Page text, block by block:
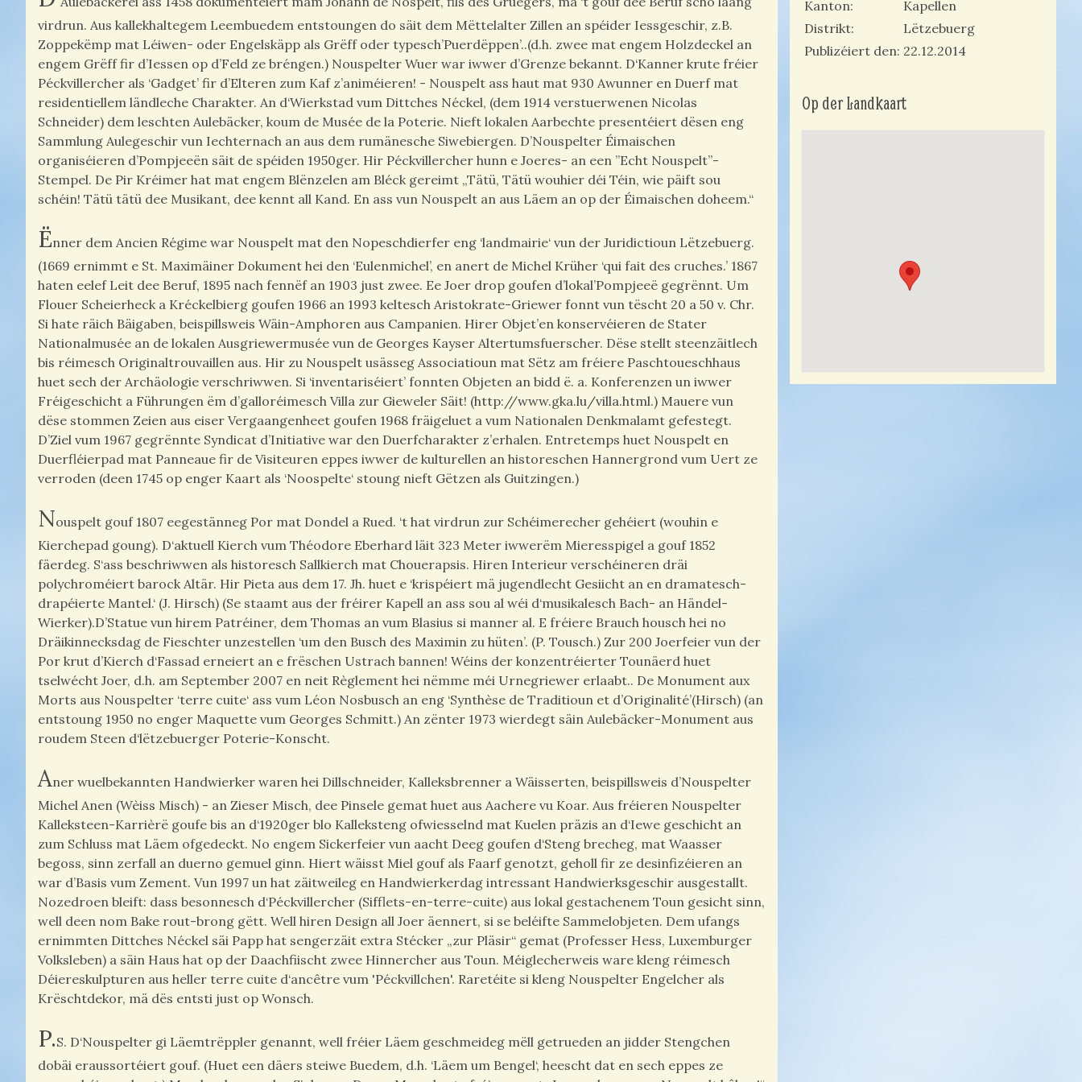
virdrun. Aus kallekhaltegem Leembuedem entstoungen do säit dem Mëttelalter Zillen an spéider Iessgeschir, z.B.
Zoppekëmp mat Léiwen- oder Engelskäpp als Grëff oder typesch’Puerdëppen’..(d.h. zwee mat engem Holzdeckel an
engem Grëff fir d’Iessen op d’Feld ze bréngen.) Nouspelter Wuer war iwwer d’Grenze bekannt. D‘Kanner krute fréier
Péckvillercher als ‘Gadget’ fir d’Elteren zum Kaf z’animéieren! - Nouspelt ass haut mat 930 Awunner en Duerf mat
residentiellem ländleche Charakter. An d‘Wierkstad vum Dittches Néckel, (dem 1914 verstuerwenen Nicolas
Schneider) dem leschten Aulebäcker, koum de Musée de la Poterie. Nieft lokalen Aarbechte presentéiert dësen eng
Sammlung Aulegeschir vun Iechternach an aus dem rumänesche Siwebiergen. D’Nouspelter Éimaischen
organiséieren d’Pompjeeën säit de spéiden 1950ger. Hir Péckvillercher hunn e Joeres- an een ”Echt Nouspelt”-
Stempel. De Pir Kréimer hat mat engem Blënzelen am Bléck gereimt „Tätü, Tätü wouhier déi Téin, wie päift sou
schéin! Tätü tätü dee Musikant, dee kennt all Kand. En ass vun Nouspelt an aus Läem an op der Éimaischen doheem.“
Ënner dem Ancien Régime war Nouspelt mat den Nopeschdierfer eng ‘landmairie‘ vun der Juridictioun Lëtzebuerg.
(1669 ernimmt e St. Maximäiner Dokument hei den ‘Eulenmichel’, en anert de Michel Krüher ‘qui fait des cruches.’ 1867
haten eelef Leit dee Beruf, 1895 nach fennëf an 1903 just zwee. Ee Joer drop goufen d’lokal’Pompjeeë gegrënnt. Um
Flouer Scheierheck a Kréckelbierg goufen 1966 an 1993 keltesch Aristokrate-Griewer fonnt vun tëscht 20 a 50 v. Chr.
Si hate räich Bäigaben, beispillsweis Wäin-Amphoren aus Campanien. Hirer Objet’en konservéieren de Stater
Nationalmusée an de lokalen Ausgriewermusée vun de Georges Kayser Altertumsfuerscher. Dëse stellt steenzäitlech
bis réimesch Originaltrouvaillen aus. Hir zu Nouspelt usässeg Associatioun mat Sëtz am fréiere Paschtoueschhaus
huet sech der Archäologie verschriwwen. Si ‘inventariséiert’ fonnten Objeten an bidd ë. a. Konferenzen un iwwer
Fréigeschicht a Führungen ëm d’galloréimesch Villa zur Gieweler Säit! (http://www.gka.lu/villa.html.) Mauere vun
dëse stommen Zeien aus eiser Vergaangenheet goufen 1968 fräigeluet a vum Nationalen Denkmalamt gefestegt.
D’Ziel vum 1967 gegrënnte Syndicat d’Initiative war den Duerfcharakter z’erhalen. Entretemps huet Nouspelt en
Duerfléierpad mat Panneaue fir de Visiteuren eppes iwwer de kulturellen an historeschen Hannergrond vum Uert ze
verroden (deen 1745 op enger Kaart als ‘Noospelte‘ stoung nieft Gëtzen als Guitzingen.)
Nouspelt gouf 1807 eegestänneg Por mat Dondel a Rued. ‘t hat virdrun zur Schéimerecher gehéiert (wouhin e
Kierchepad goung). D‘aktuell Kierch vum Théodore Eberhard läit 323 Meter iwwerëm Mieresspigel a gouf 1852
fäerdeg. S‘ass beschriwwen als historesch Sallkierch mat Chouerapsis. Hiren Interieur verschéineren dräi
polychroméiert barock Altär. Hir Pieta aus dem 17. Jh. huet e ‘krispéiert mä jugendlecht Gesiicht an en dramatesch-
drapéierte Mantel.‘ (J. Hirsch) (Se staamt aus der fréirer Kapell an ass sou al wéi d‘musikalesch Bach- an Händel-
Wierker).D’Statue vun hirem Patréiner, dem Thomas an vum Blasius si manner al. E fréiere Brauch housch hei no
Dräikinnecksdag de Fieschter unzestellen ‘um den Busch des Maximin zu hüten’. (P. Tousch.) Zur 200 Joerfeier vun der
Por krut d’Kierch d‘Fassad erneiert an e frëschen Ustrach bannen! Wéins der konzentréierter Tounäerd huet
tselwécht Joer, d.h. am September 2007 en neit Règlement hei nëmme méi Urnegriewer erlaabt.. De Monument aux
Morts aus Nouspelter ‘terre cuite‘ ass vum Léon Nosbusch an eng ‘Synthèse de Traditioun et d’Originalité’(Hirsch) (an
entstoung 1950 no enger Maquette vum Georges Schmitt.) An zënter 1973 wierdegt säin Aulebäcker-Monument aus
roudem Steen d‘lëtzebuerger Poterie-Konscht.
Aner wuelbekannten Handwierker waren hei Dillschneider, Kalleksbrenner a Wäisserten, beispillsweis d’Nouspelter
Michel Anen (Wèiss Misch) - an Zieser Misch, dee Pinsele gemat huet aus Aachere vu Koar. Aus fréieren Nouspelter
Kalleksteen-Karrièrë goufe bis an d‘1920ger blo Kalleksteng ofwiesselnd mat Kuelen präzis an d‘Iewe geschicht an
zum Schluss mat Läem ofgedeckt. No engem Sickerfeier vun aacht Deeg goufen d‘Steng brecheg, mat Waasser
begoss, sinn zerfall an duerno gemuel ginn. Hiert wäisst Miel gouf als Faarf genotzt, geholl fir ze desinfizéieren an
war d’Basis vum Zement. Vun 1997 un hat zäitweileg en Handwierkerdag intressant Handwierksgeschir ausgestallt.
Nozedroen bleift: dass besonnesch d‘Péckvillercher (Sifflets-en-terre-cuite) aus lokal gestachenem Toun gesicht sinn,
well deen nom Bake rout-brong gëtt. Well hiren Design all Joer äennert, si se beléifte Sammelobjeten. Dem ufangs
ernimmten Dittches Néckel säi Papp hat sengerzäit extra Stécker „zur Pläsir“ gemat (Professer Hess, Luxemburger
Volksleben) a säin Haus hat op der Daachfiischt zwee Hinnercher aus Toun. Méiglecherweis ware kleng réimesch
Déiereskulpturen aus heller terre cuite d‘ancêtre vum 'Péckvillchen'. Raretéite si kleng Nouspelter Engelcher als
Krëschtdekor, mä dës entsti just op Wonsch.
P.S. D‘Nouspelter gi Läemtrëppler genannt, well fréier Läem geschmeideg mëll getrueden an jidder Stengchen
dobäi eraussortéiert gouf. (Huet een däers steiwe Buedem, d.h. ‘Läem um Bengel‘, heescht dat en sech eppes ze
Kanton
Kapellen
Distrikt
Lëtzebuerg
Publizéiert den 22.12.2014
Op der Landkaart